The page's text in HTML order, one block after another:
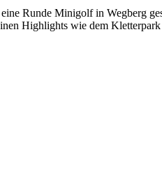
Runde Minigolf in Wegberg
Highlights wie dem